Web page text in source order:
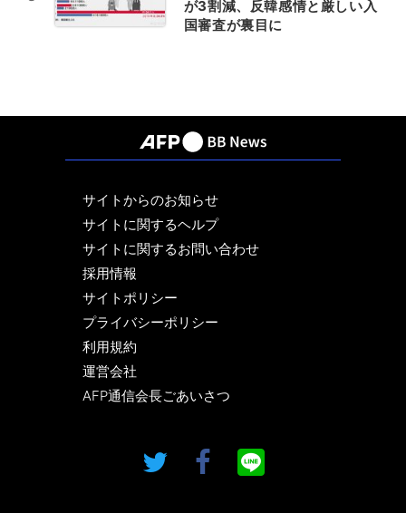
が3割減、反韓感情と厳しい入
国審査が裏目に
サイトからのお知らせ
サイトに関するヘルプ
サイトに関するお問い合わせ
採用情報
サイトポリシー
プライバシーポリシー
利用規約
運営会社
AFP通信会長ごあいさつ